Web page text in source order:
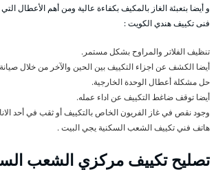
و أيضا بتعبئة الغاز بالمكيف بكفاءة عالية ومن أهم الأعطال
فنى تكييف هندي الكويت :
تنظيف الفلاتر والمراوح بشكل مستمر.
أيضا الكشف عن اجزاء التكييف بين الحين والآخر من خلال
حل مشكلة أعطال الوحدة الخارجية.
أيضا توقف ضاغط التكييف عن اداء عمله.
وجود نقص في غاز الفريون الخاص بالتكييف أو ثقب في أحد
هاتف فني تكييف الشعب السكنية يجي البيت .
تصليح تكييف مركزي الشعب